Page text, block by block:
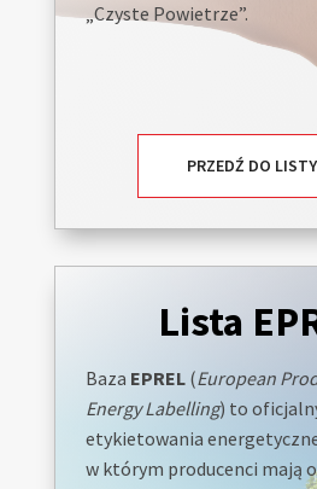
„Czyste Powietrze”.
PRZEDŹ DO
Lista
Baza EPREL(European
Energy Labelling) to
etykietowania
w którym producenci mają